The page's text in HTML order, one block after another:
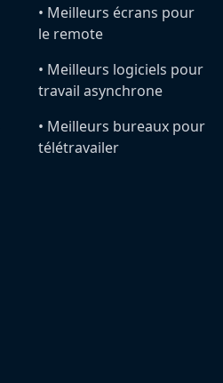
•️ Meilleurs écrans pour
le remote
•️ Meilleurs logiciels pour
travail asynchrone
•️ Meilleurs bureaux pour
télétravailer